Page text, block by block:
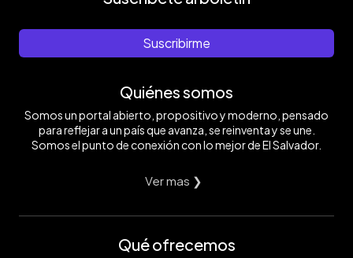
Suscribirme
Quiénes somos
Somos un portal abierto, propositivo y moderno, pensado
para reflejar a un país que avanza, se reinventa y se une.
Somos el punto de conexión con lo mejor de El Salvador.
Ver mas ❯
Qué ofrecemos